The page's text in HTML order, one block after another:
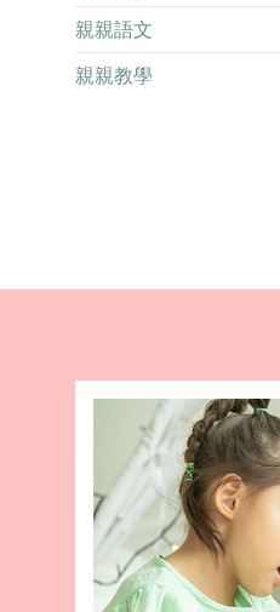
親親語文
親親教學